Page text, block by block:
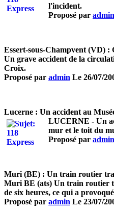
l'incident.
Proposé par admin
Essert-sous-Champvent (VD) :
Un grave accident de la
Croix.
Proposé par admin Le 26/07/
Lucerne : Un accident au
LUCERNE - Un
mur et le toit du
Proposé par admin
Muri (BE) : Un train routier
Muri BE (ats) Un train routier
de six heures, ce qui a
Proposé par admin Le 23/07/